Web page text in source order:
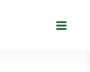
Main